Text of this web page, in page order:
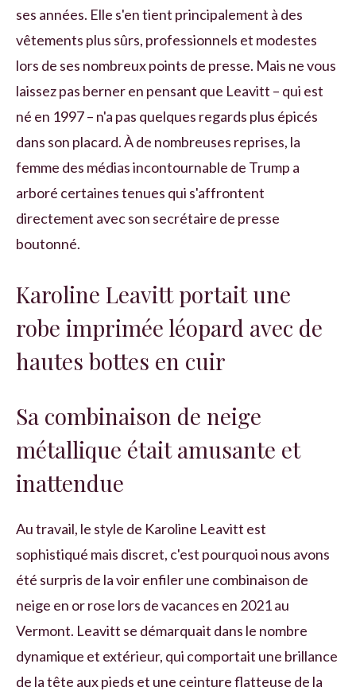
ses années. Elle s'en tient principalement à des
vêtements plus sûrs, professionnels et modestes
lors de ses nombreux points de presse. Mais ne vous
laissez pas berner en pensant que Leavitt – qui est
né en 1997 – n'a pas quelques regards plus épicés
dans son placard. À de nombreuses reprises, la
femme des médias incontournable de Trump a
arboré certaines tenues qui s'affrontent
directement avec son secrétaire de presse
boutonné.
Karoline Leavitt portait une
robe imprimée léopard avec de
hautes bottes en cuir
Sa combinaison de neige
métallique était amusante et
inattendue
Au travail, le style de Karoline Leavitt est
sophistiqué mais discret, c'est pourquoi nous avons
été surpris de la voir enfiler une combinaison de
neige en or rose lors de vacances en 2021 au
Vermont. Leavitt se démarquait dans le nombre
dynamique et extérieur, qui comportait une brillance
de la tête aux pieds et une ceinture flatteuse de la